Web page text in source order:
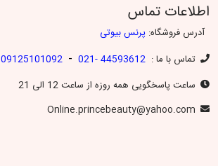
اطلاعات تماس
آدرس فروشگاه: پرنس بیوتی
تماس با ما : 44593612 -021
-
09125101092
ساعت پاسخگویی همه روزه از ساعت 12 الی 21